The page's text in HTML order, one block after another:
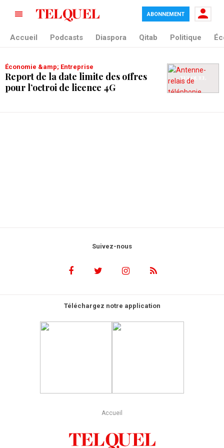
tag blade
ABONNEMENT
Accueil Podcasts Diaspora Qitab Politique
Économie &amp; Entreprise
Report de la date limite des offres
pour l’octroi de licence 4G
Suivez-nous
Téléchargez notre application
Accueil